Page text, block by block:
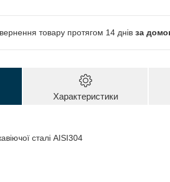
товару протягом 14 днів за
Характеристики
сталі AISI304